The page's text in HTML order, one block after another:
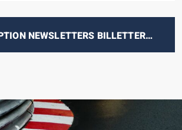
NEWSLETTERS BILLETTERIE